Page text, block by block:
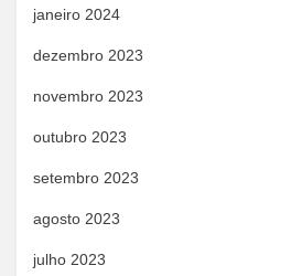
janeiro 2024
dezembro 2023
novembro 2023
outubro 2023
setembro 2023
agosto 2023
julho 2023